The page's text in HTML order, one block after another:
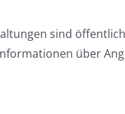
sind
über